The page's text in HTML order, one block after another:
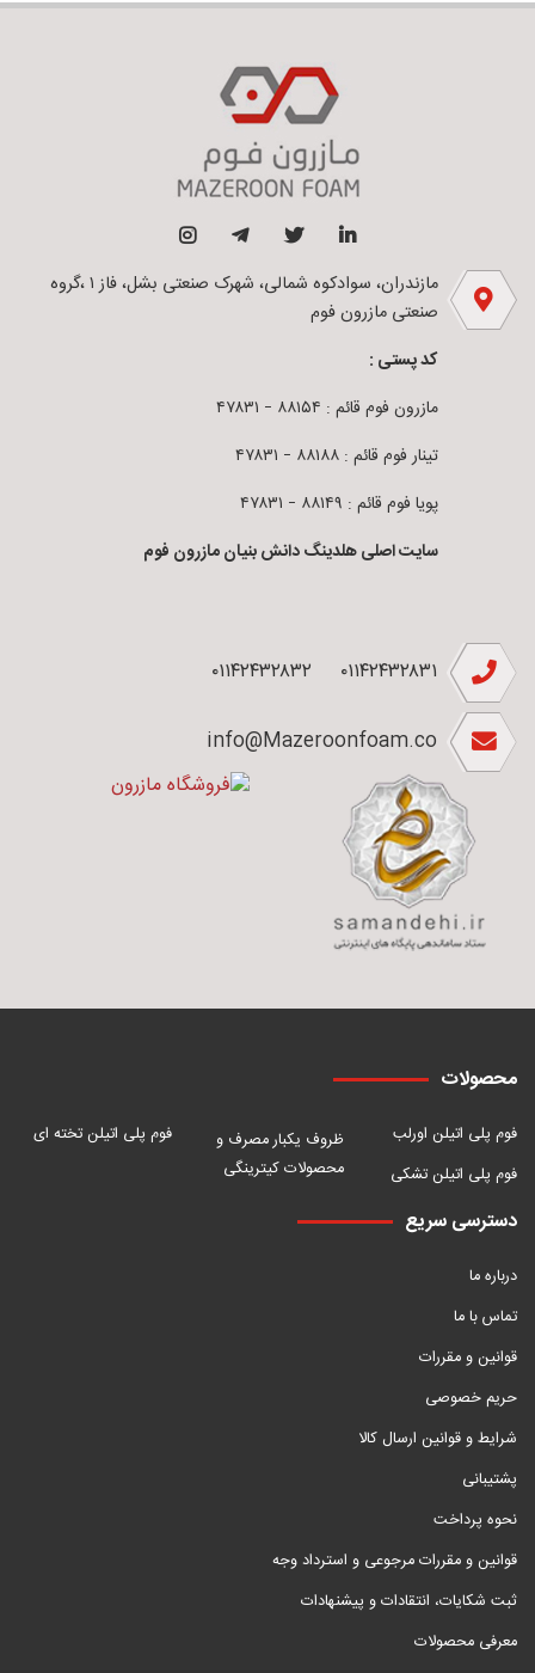
مازندران، سوادکوه شمالی، شهرک صنعتی بشل، فاز ۱ ،گروه
صنعتی مازرون فوم
کد پستی :
مازرون فوم قائم : ۸۸۱۵۴ – ۴۷۸۳۱
تینار فوم قائم : ۸۸۱۸۸ – ۴۷۸۳۱
پویا فوم قائم : ۸۸۱۴۹ – ۴۷۸۳۱
سایت اصلی هلدینگ دانش بنیان مازرون فوم
۰۱۱۴۲۴۳۲۸۳۱ ۰۱۱۴۲۴۳۲۸۳۲
info@Mazeroonfoam.co
محصولات
فوم پلی اتیلن اورلب
فوم پلی اتیلن تشکی
ظروف یکبار مصرف و
محصولات کیترینگی
فوم پلی اتیلن تخته ای
دسترسی سریع
درباره ما
تماس با ما
قوانین و مقررات
حریم خصوصی
شرایط و قوانین ارسال کالا
پشتیبانی
نحوه پرداخت
قوانین و مقررات مرجوعی و استرداد وجه
ثبت شکایات، انتقادات و پیشنهادات
معرفی محصولات